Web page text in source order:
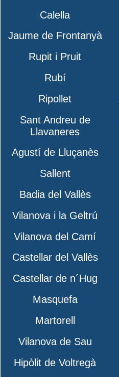
Calella
Jaume de Frontanyà
Rupit i Pruit
Rubí
Ripollet
Sant Andreu de
Llavaneres
Agustí de Lluçanès
Sallent
Badia del Vallès
Vilanova i la Geltrú
Vilanova del Camí
Castellar del Vallès
Castellar de n´Hug
Masquefa
Martorell
Vilanova de Sau
Hipòlit de Voltregà